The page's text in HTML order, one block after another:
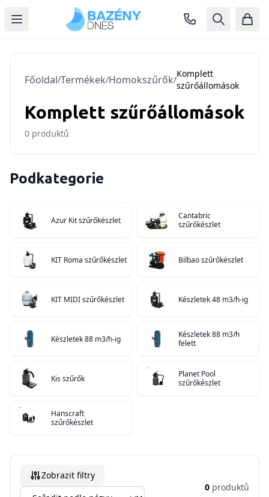
Főoldal/Termékek/Homokszűrők/
Komplett
szűrőállomások
Komplett szűrőállomások
0 produktů
Podkategorie
Azur Kit szűrőkészlet
Cantabric
szűrőkészlet
KIT Roma szűrőkészlet Bilbao szűrőkészlet
KIT MIDI szűrőkészlet Készletek 48 m3/h-ig
Készletek 88 m3/h-ig
Készletek 88 m3/h
felett
Kis szűrők
Planet Pool
szűrőkészlet
Hanscraft
szűrőkészlet
Zobrazit filtry
0 produktů